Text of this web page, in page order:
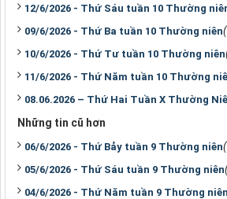
12/6/2026 - Thứ Sáu tuần 10 Thường
09/6/2026 - Thứ Ba tuần 10 Thường niên
10/6/2026 - Thứ Tư tuần 10 Thường niên
11/6/2026 - Thứ Năm tuần 10 Thường
08.06.2026 – Thứ Hai Tuần X Thường
Những tin cũ hơn
06/6/2026 - Thứ Bảy tuần 9 Thường niên
05/6/2026 - Thứ Sáu tuần 9 Thường niên
04/6/2026 - Thứ Năm tuần 9 Thường niên